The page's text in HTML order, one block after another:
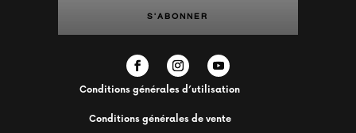
S'ABONNER
Conditions générales d’utilisation
Conditions générales de vente